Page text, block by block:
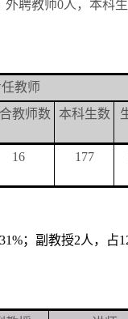
聘教师0人，本科生
教师
教师数 本科生数
16 177
；副教授2人，占